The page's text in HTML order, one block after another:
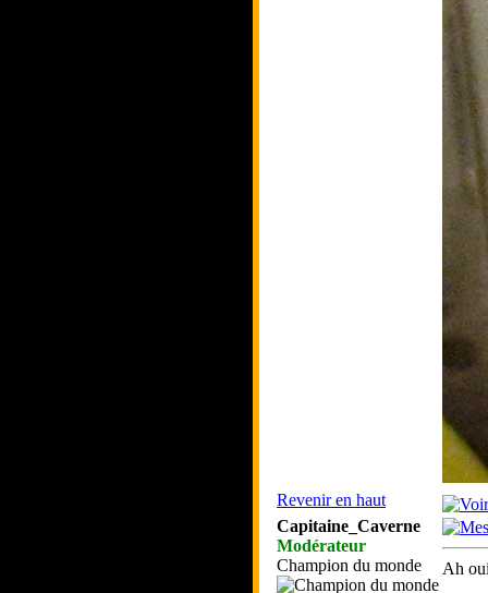
Revenir en haut
Capitaine_Caverne
Modérateur
Champion du monde
Ah